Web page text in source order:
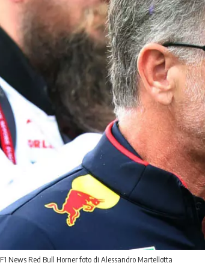
F1 News Red Bull Horner foto di Alessandro Martellotta